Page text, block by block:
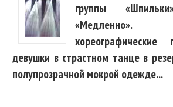
группы
девушки в страстном танце в
полупрозрачной мокрой одежде...